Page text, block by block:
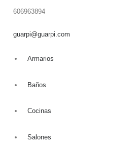
606963894
guarpi@guarpi.com
Armarios
Baños
Cocinas
Salones